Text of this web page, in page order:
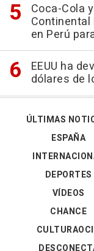
Coca-Cola
en Perú
EEUU ha
dólares de
ÚLTIMAS
ESPAÑA
DEPORTES
VÍDEOS
CHANCE